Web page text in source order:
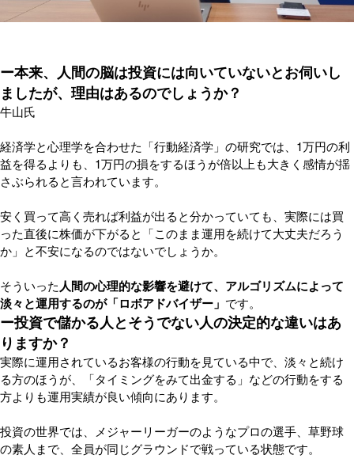
ー本来、人間の脳は投資には向いていないとお伺いし
ましたが、理由はあるのでしょうか？
牛山氏
経済学と心理学を合わせた「行動経済学」の研究では、1万円の利
益を得るよりも、1万円の損をするほうが倍以上も大きく感情が揺
さぶられると言われています。
安く買って高く売れば利益が出ると分かっていても、実際には買
った直後に株価が下がると「このまま運用を続けて大丈夫だろう
か」と不安になるのではないでしょうか。
そういった人間の心理的な影響を避けて、アルゴリズムによって
淡々と運用するのが「ロボアドバイザー」 です。
ー投資で儲かる人とそうでない人の決定的な違いはあ
りますか？
実際に運用されているお客様の行動を見ている中で、淡々と続け
る方のほうが、「タイミングをみて出金する」などの行動をする
方よりも運用実績が良い傾向にあります。
投資の世界では、メジャーリーガーのようなプロの選手、草野球
の素人まで、全員が同じグラウンドで戦っている状態です。